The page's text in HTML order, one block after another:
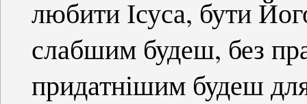
любити Ісуса, бути
слабшим будеш, без
придатнішим будеш